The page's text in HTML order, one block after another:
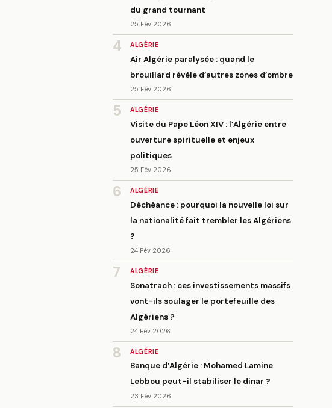
du grand tournant
25 Fév 2026
4 ALGÉRIE
Air Algérie paralysée : quand le
brouillard révèle d’autres zones d’ombre
25 Fév 2026
5 ALGÉRIE
Visite du Pape Léon XIV : l’Algérie entre
ouverture spirituelle et enjeux
politiques
25 Fév 2026
6 ALGÉRIE
Déchéance : pourquoi la nouvelle loi sur
la nationalité fait trembler les Algériens
?
24 Fév 2026
7 ALGÉRIE
Sonatrach : ces investissements massifs
vont-ils soulager le portefeuille des
Algériens ?
24 Fév 2026
8 ALGÉRIE
Banque d’Algérie : Mohamed Lamine
Lebbou peut-il stabiliser le dinar ?
23 Fév 2026